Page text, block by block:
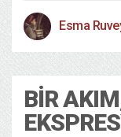
Esma
BIR